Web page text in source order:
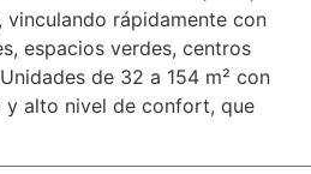
rápidamente con
espacios verdes, centros
de 32 a 154 m² con
alto nivel de confort, que